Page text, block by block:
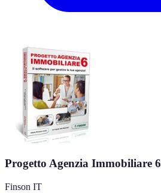
Progetto Agenzia Immobiliare 6
Finson IT